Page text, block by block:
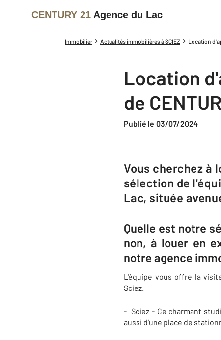
CENTURY 21 Agence du Lac
Immobilier Actualités immobilières à SCIEZ Location
Location
de
Publié le 03/07/2024
Vous cherchez à louer un appartement à Sciez ou ses environs : voici la
sélection de
Lac, située
Quelle est notre
non, à louer en
notre agence
L'équipe vous offre la
Sciez.
- Sciez - Ce charmant
aussi d'une place de